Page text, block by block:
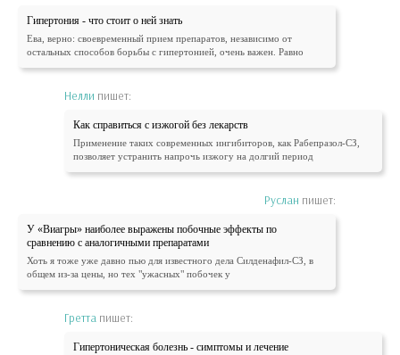
Гипертония - что стоит о ней знать
Ева, верно: своевременный прием препаратов, независимо от
остальных способов борьбы с гипертонией, очень важен. Равно
Нелли пишет:
Как справиться с изжогой без лекарств
Применение таких современных ингибиторов, как Рабепразол-СЗ,
позволяет устранить напрочь изжогу на долгий период
Руслан пишет:
У «Виагры» наиболее выражены побочные эффекты по
сравнению с аналогичными препаратами
Хоть я тоже уже давно пью для известного дела Силденафил-СЗ, в
общем из-за цены, но тех "ужасных" побочек у
Гретта пишет:
Гипертоническая болезнь - симптомы и лечение